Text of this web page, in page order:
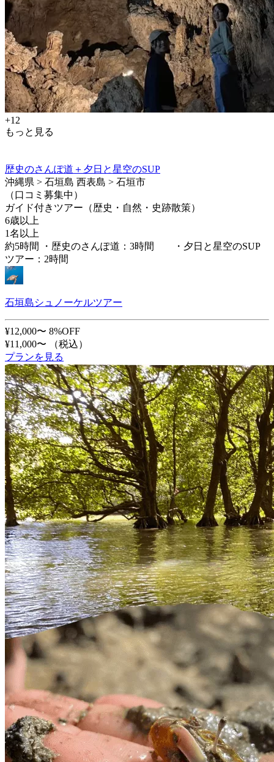
+12
もっと見る
歴史のさんぽ道＋夕日と星空のSUP
沖縄県 > 石垣島 西表島 > 石垣市
（口コミ募集中）
ガイド付きツアー（歴史・自然・史跡散策）
6歳以上
1名以上
約5時間 ・歴史のさんぽ道：3時間 ・夕日と星空のSUP
ツアー：2時間
石垣島シュノーケルツアー
¥12,000〜 8%OFF
¥11,000〜
（税込）
プランを見る